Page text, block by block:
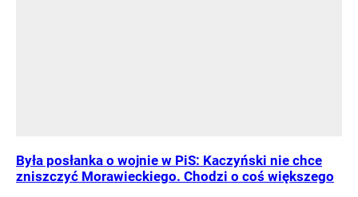
Była posłanka o wojnie w PiS: Kaczyński nie chce
zniszczyć Morawieckiego. Chodzi o coś większego